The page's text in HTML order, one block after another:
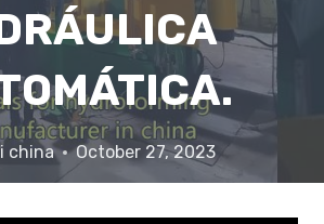
china October 27, 2023